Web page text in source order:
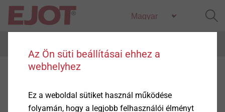
Az Ön süti beállításai ehhez a
webhelyhez
Ez a weboldal sütiket használ működése
folyamán, hogy a legjobb felhasználói élményt